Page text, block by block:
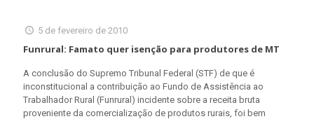
5 de fevereiro de 2010
Funrural: Famato quer isenção para produtores de MT
A conclusão do Supremo Tribunal Federal (STF) de que é
inconstitucional a contribuição ao Fundo de Assistência ao
Trabalhador Rural (Funrural) incidente sobre a receita bruta
proveniente da comercialização de produtos rurais, foi bem